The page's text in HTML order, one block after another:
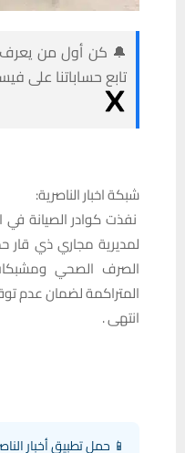
🔔 كن أول من يعرف
تابع حساباتنا على
شبكة اخبار الناصرية:
نفذت كوادر الصيانة
لمديرية مجاري ذي قار
الصرف الصحي ومشبكات
المتراكمة لضمان عدم
انتهى .‏
📱 حمل تطبيق أخبار